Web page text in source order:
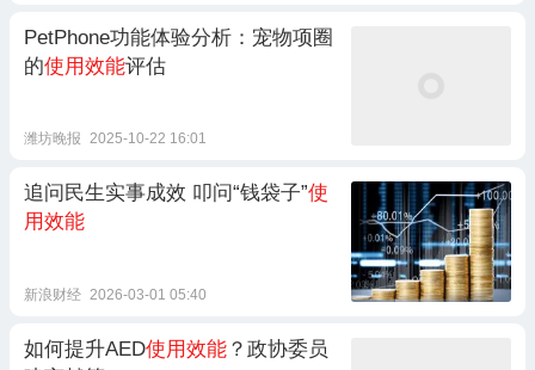
PetPhone功能体验分析：宠物项圈
的使用效能评估
潍坊晚报 2025-10-22 16:01
追问民生实事成效 叩问“钱袋子”使
用效能
新浪财经 2026-03-01 05:40
如何提升AED使用效能 ？政协委员